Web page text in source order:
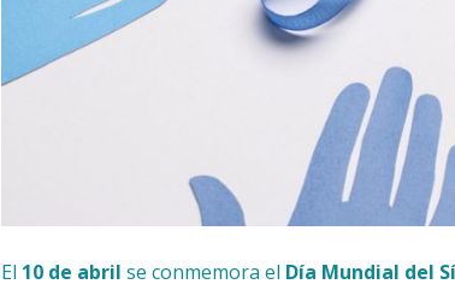
El 10 de abril se conmemora el Día Mundial del